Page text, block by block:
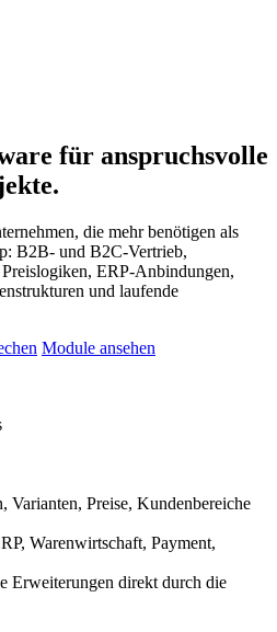
für anspruchsvolle
die mehr benötigen als
B2B- und B2C-Vertrieb,
ERP-Anbindungen,
und laufende
Module ansehen
Varianten, Preise, Kundenbereiche
Warenwirtschaft, Payment,
Erweiterungen direkt durch die